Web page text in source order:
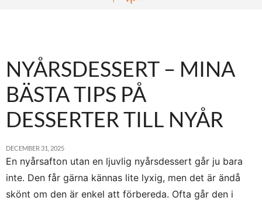
NYÅRSDESSERT – MINA
BÄSTA TIPS PÅ
DESSERTER TILL NYÅR
DECEMBER 31, 2025
En nyårsafton utan en ljuvlig nyårsdessert går ju bara
inte. Den får gärna kännas lite lyxig, men det är ändå
skönt om den är enkel att förbereda. Ofta går den i